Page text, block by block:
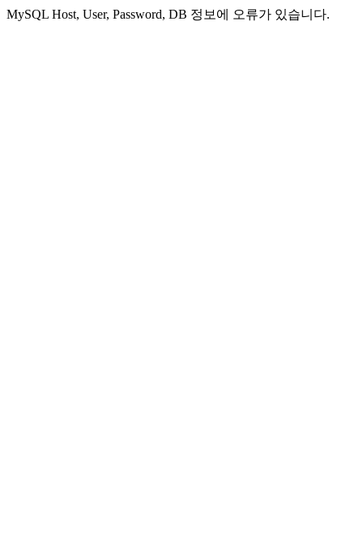
MySQL Host, User, Password, DB 정보에 오류가 있습니다.